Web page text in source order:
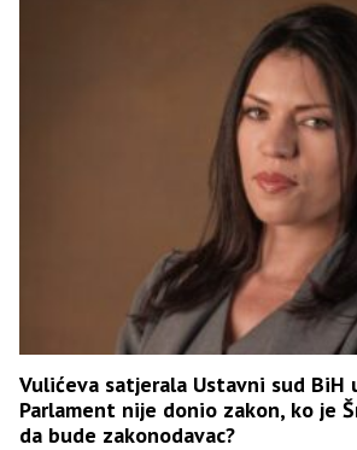
Vulićeva satjerala Ustavni sud BiH
Parlament nije donio zakon, ko je
da bude zakonodavac?